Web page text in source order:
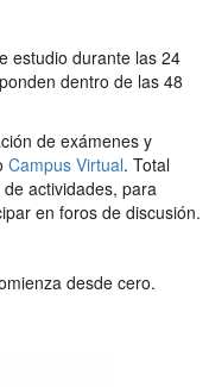
estudio durante las 24
dentro de las 48
de exámenes y
Campus Virtual. Total
actividades, para
en foros de discusión.
desde cero.